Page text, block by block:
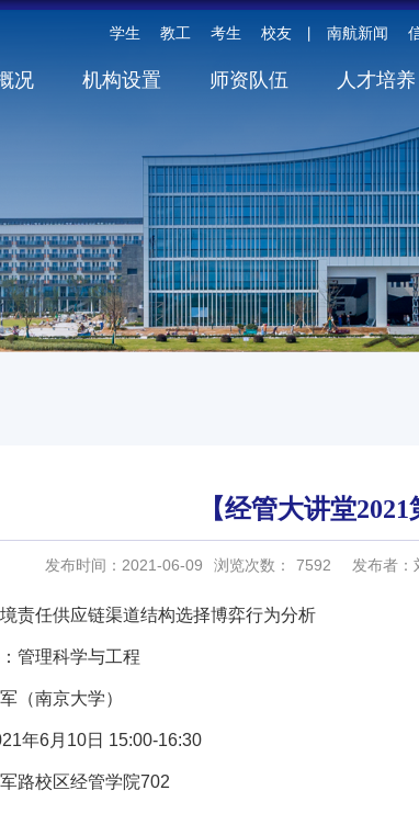
南航新闻
学生 教工 考生 校友
况 机构设置 师资队伍 人才培养
【经管大讲堂2021
发布时间：2021-06-09 浏览次数： 7592 发布者：
责任供应链渠道结构选择博弈行为分析
管理科学与工程
（南京大学）
年6月10日 15:00-16:30
路校区经管学院702